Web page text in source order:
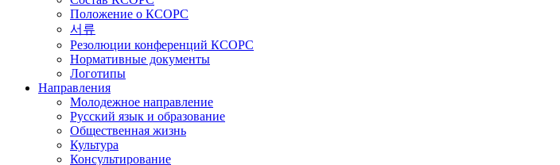
Положение о КСОРС
서류
Резолюции конференций КСОРС
Нормативные документы
Логотипы
Направления
Молодежное направление
Русский язык и образование
Общественная жизнь
Культура
Консультирование